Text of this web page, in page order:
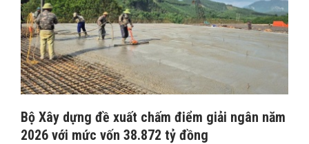
Bộ Xây dựng đề xuất chấm điểm giải ngân năm
2026 với mức vốn 38.872 tỷ đồng